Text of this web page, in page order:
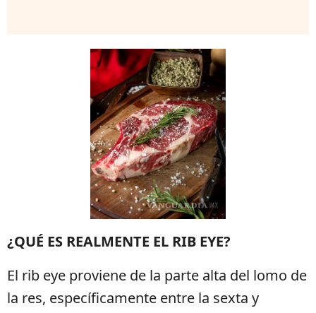
¿QUÉ ES REALMENTE EL RIB EYE?
El rib eye proviene de la parte alta del lomo de
la res, específicamente entre la sexta y